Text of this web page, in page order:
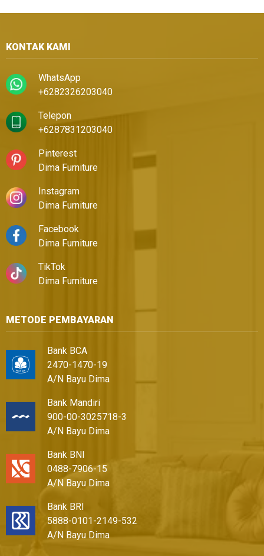
KONTAK KAMI
WhatsApp
+6282326203040
Telepon
+6287831203040
Pinterest
Dima Furniture
Instagram
Dima Furniture
Facebook
Dima Furniture
TikTok
Dima Furniture
METODE PEMBAYARAN
Bank BCA
2470-1470-19
A/N Bayu Dima
Bank Mandiri
900-00-3025718-3
A/N Bayu Dima
Bank BNI
0488-7906-15
A/N Bayu Dima
Bank BRI
5888-0101-2149-532
A/N Bayu Dima